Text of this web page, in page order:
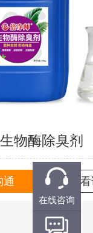
生物酶除臭剂
通 查
在线咨询